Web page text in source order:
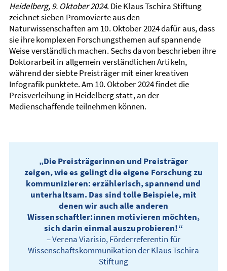
Heidelberg, 9. Oktober 2024. Die Klaus Tschira Stiftung
zeichnet sieben Promovierte aus den
Naturwissenschaften am 10. Oktober 2024 dafür aus, dass
sie ihre komplexen Forschungsthemen auf spannende
Weise verständlich machen. Sechs davon beschrieben ihre
Doktorarbeit in allgemein verständlichen Artikeln,
während der siebte Preisträger mit einer kreativen
Infografik punktete. Am 10. Oktober 2024 findet die
Preisverleihung in Heidelberg statt, an der
Medienschaffende teilnehmen können.
Die Preisträgerinnen und Preisträger
zeigen, wie es gelingt die eigene Forschung zu
kommunizieren: erzählerisch, spannend und
unterhaltsam. Das sind tolle Beispiele, mit
denen wir auch alle anderen
Wissenschaftler:innen motivieren möchten,
sich darin einmal auszuprobieren!
– Verena Viarisio, Förderreferentin für
Wissenschaftskommunikation der Klaus Tschira
Stiftung